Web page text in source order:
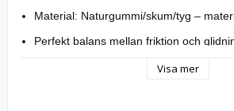
Material: Naturgummi/skum/tyg –
Perfekt balans mellan friktion och
Visa mer